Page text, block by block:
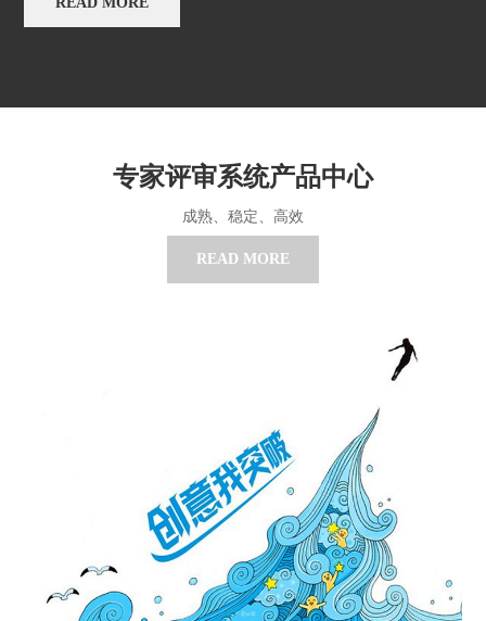
专家评审系统产品中心
成熟、稳定、高效
READ MORE